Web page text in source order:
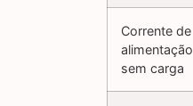
Corrente de
alimentação
sem carga